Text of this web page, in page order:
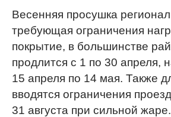
Весенняя просушка
требующая ограничения
покрытие, в большинстве
продлится с 1 по 30 апреля,
15 апреля по 14 мая. Также
вводятся ограничения
31 августа при сильной жаре.